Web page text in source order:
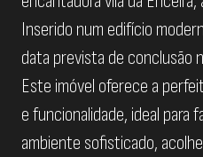
Inserido num edifício
data prevista de conclusão
Este imóvel oferece a
e funcionalidade, ideal para
ambiente sofisticado,